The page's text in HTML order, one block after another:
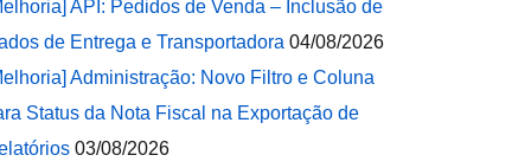
API: Pedidos de Venda – Inclusão de
de Entrega e Transportadora 04/08/2026
Administração: Novo Filtro e Coluna
Status da Nota Fiscal na Exportação de
03/08/2026